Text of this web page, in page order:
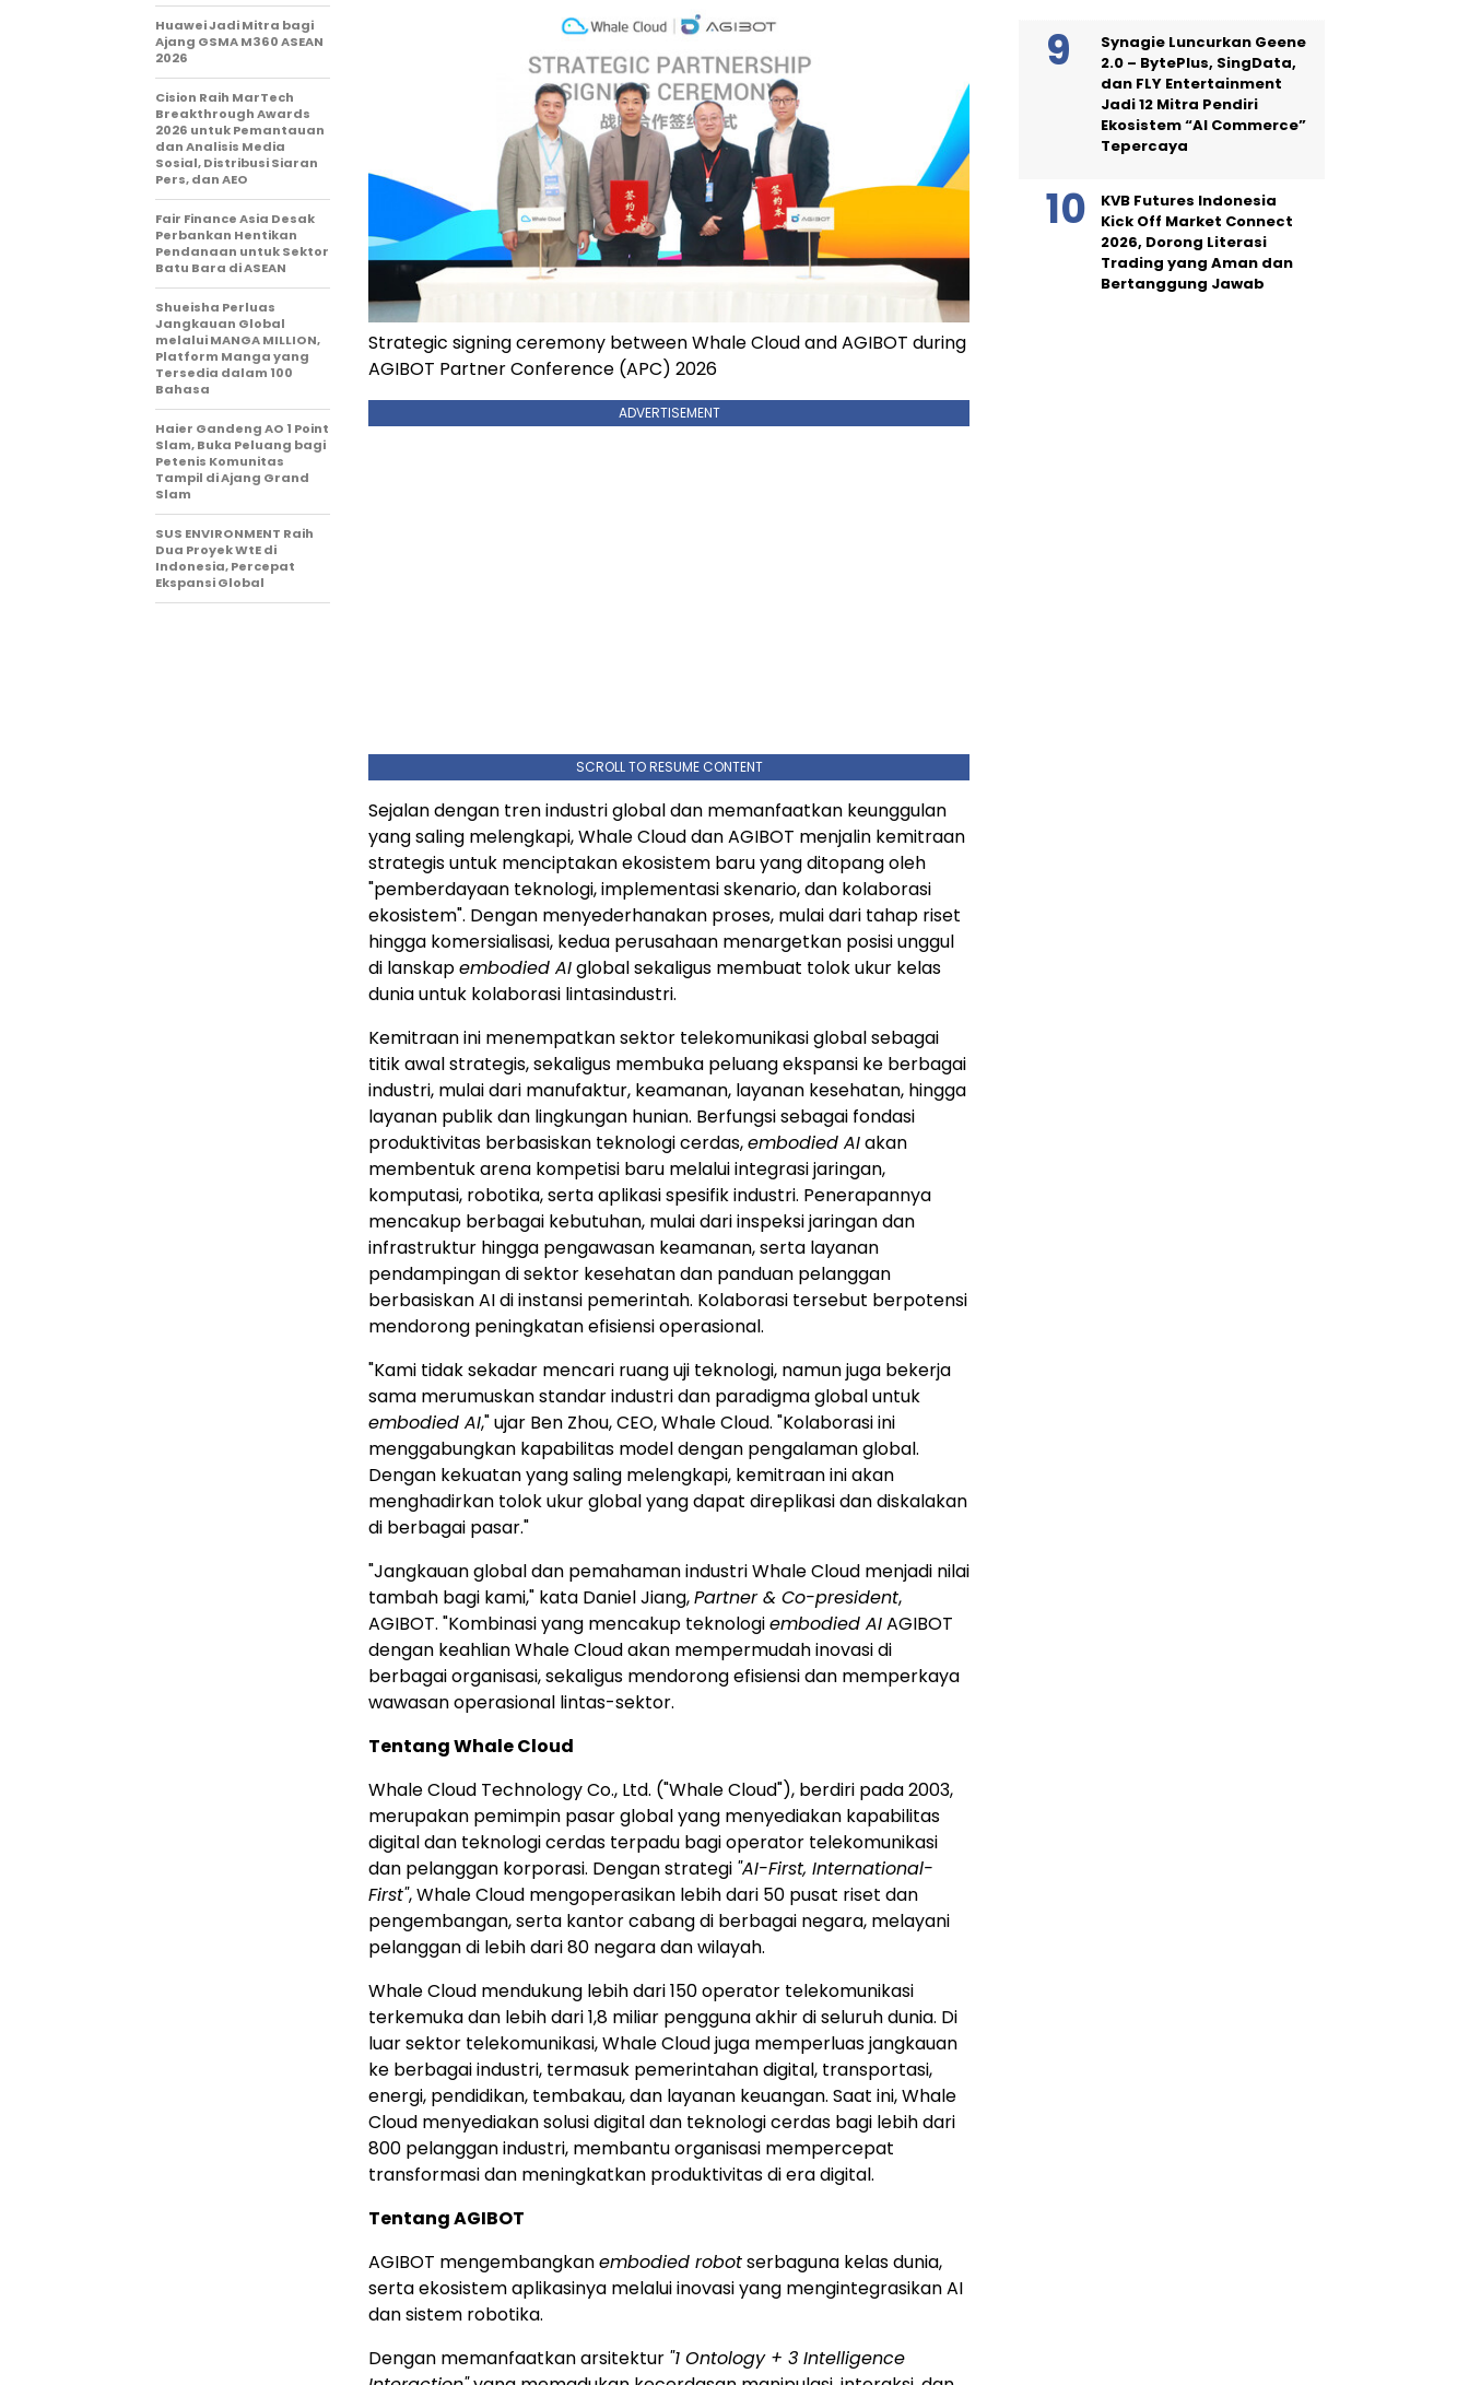
Strategic signing ceremony between Whale Cloud and AGIBOT during
AGIBOT Partner Conference (APC) 2026
ADVERTISEMENT
SCROLL TO RESUME CONTENT
Sejalan dengan tren industri global dan memanfaatkan keunggulan
yang saling melengkapi, Whale Cloud dan AGIBOT menjalin kemitraan
strategis untuk menciptakan ekosistem baru yang ditopang oleh
"pemberdayaan teknologi, implementasi skenario, dan kolaborasi
ekosistem". Dengan menyederhanakan proses, mulai dari tahap riset
hingga komersialisasi, kedua perusahaan menargetkan posisi unggul
di lanskapembodied AIglobal sekaligus membuat tolok ukur kelas
dunia untuk kolaborasi lintasindustri.
Kemitraan ini menempatkan sektor telekomunikasi global sebagai
titik awal strategis, sekaligus membuka peluang ekspansi ke berbagai
industri, mulai dari manufaktur, keamanan, layanan kesehatan, hingga
layanan publik dan lingkungan hunian. Berfungsi sebagai fondasi
produktivitas berbasiskan teknologi cerdas,embodied AIakan
membentuk arena kompetisi baru melalui integrasi jaringan,
komputasi, robotika, serta aplikasi spesifik industri. Penerapannya
mencakup berbagai kebutuhan, mulai dari inspeksi jaringan dan
infrastruktur hingga pengawasan keamanan, serta layanan
pendampingan di sektor kesehatan dan panduan pelanggan
berbasiskan AI di instansi pemerintah. Kolaborasi tersebut berpotensi
mendorong peningkatan efisiensi operasional.
"Kami tidak sekadar mencari ruang uji teknologi, namun juga bekerja
sama merumuskan standar industri dan paradigma global untuk
embodied AI," ujar Ben Zhou, CEO, Whale Cloud. "Kolaborasi ini
menggabungkan kapabilitas model dengan pengalaman global.
Dengan kekuatan yang saling melengkapi, kemitraan ini akan
menghadirkan tolok ukur global yang dapat direplikasi dan diskalakan
di berbagai pasar."
"Jangkauan global dan pemahaman industri Whale Cloud menjadi nilai
tambah bagi kami," kata Daniel Jiang,Partner & Co-president,
AGIBOT. "Kombinasi yang mencakup teknologiembodied AIAGIBOT
dengan keahlian Whale Cloud akan mempermudah inovasi di
berbagai organisasi, sekaligus mendorong efisiensi dan memperkaya
wawasan operasional lintas-sektor.
Tentang Whale Cloud
Whale Cloud Technology Co., Ltd. ("Whale Cloud"), berdiri pada 2003,
merupakan pemimpin pasar global yang menyediakan kapabilitas
digital dan teknologi cerdas terpadu bagi operator telekomunikasi
dan pelanggan korporasi. Dengan strategi "AI-First, International-
First", Whale Cloud mengoperasikan lebih dari 50 pusat riset dan
pengembangan, serta kantor cabang di berbagai negara, melayani
pelanggan di lebih dari 80 negara dan wilayah.
Whale Cloud mendukung lebih dari 150 operator telekomunikasi
terkemuka dan lebih dari 1,8 miliar pengguna akhir di seluruh dunia. Di
luar sektor telekomunikasi, Whale Cloud juga memperluas jangkauan
ke berbagai industri, termasuk pemerintahan digital, transportasi,
energi, pendidikan, tembakau, dan layanan keuangan. Saat ini, Whale
Cloud menyediakan solusi digital dan teknologi cerdas bagi lebih dari
800 pelanggan industri, membantu organisasi mempercepat
transformasi dan meningkatkan produktivitas di era digital.
Tentang AGIBOT
AGIBOT mengembangkanembodied robotserbaguna kelas dunia,
serta ekosistem aplikasinya melalui inovasi yang mengintegrasikan AI
dan sistem robotika.
Dengan memanfaatkan arsitektur "1 Ontology + 3 Intelligence
Huawei Jadi Mitra bagi
Ajang GSMA M360 ASEAN
2026
Cision Raih MarTech
Breakthrough Awards
2026 untuk Pemantauan
dan Analisis Media
Sosial, Distribusi Siaran
Pers, dan AEO
Fair Finance Asia Desak
Perbankan Hentikan
Pendanaan untuk Sektor
Batu Bara di ASEAN
Shueisha Perluas
Jangkauan Global
melalui MANGA MILLION,
Platform Manga yang
Tersedia dalam 100
Bahasa
Haier Gandeng AO 1 Point
Slam, Buka Peluang bagi
Petenis Komunitas
Tampil di Ajang Grand
Slam
SUS ENVIRONMENT Raih
Dua Proyek WtE di
Indonesia, Percepat
Ekspansi Global
Synagie Luncurkan Geene
2.0 – BytePlus, SingData,
dan FLY Entertainment
Jadi 12 Mitra Pendiri
Ekosistem “AI Commerce”
Tepercaya
KVB Futures Indonesia
Kick Off Market Connect
2026, Dorong Literasi
Trading yang Aman dan
Bertanggung Jawab